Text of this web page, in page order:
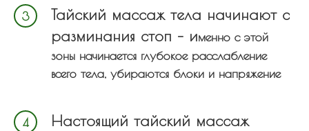
Тайский массаж тела начинают с
разминания стоп – именно с этой
зоны начинается глубокое расслабление
всего тела, убираются блоки и напряжение
Настоящий тайский массаж